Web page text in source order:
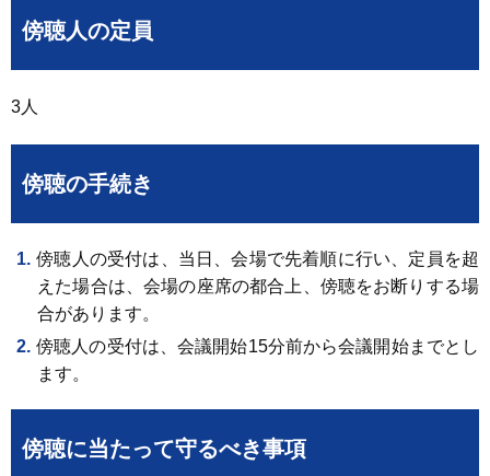
傍聴人の定員
3人
傍聴の手続き
傍聴人の受付は、当日、会場で先着順に行い、定員を超
えた場合は、会場の座席の都合上、傍聴をお断りする場
合があります。
傍聴人の受付は、会議開始15分前から会議開始までとし
ます。
傍聴に当たって守るべき事項